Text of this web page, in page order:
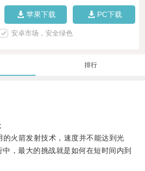
苹果下载 PC下载
安卓市场，安全绿色
排行
火箭发射技术，速度并不能达到光
，最大的挑战就是如何在短时间内到